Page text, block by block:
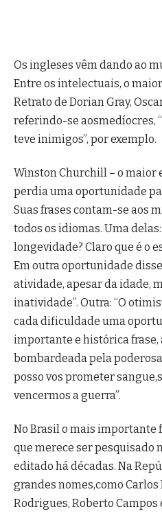
Os ingleses vêm dando ao
Entre os intelectuais, o
Retrato de Dorian Gray,
referindo-se aosmedíocres,
teve inimigos”, por exemplo.
Winston Churchill – o maior
perdia uma oportunidade
Suas frases contam-se aos
todos os idiomas. Uma
longevidade? Claro que é o
Em outra oportunidade
atividade, apesar da idade,
inatividade”. Outra: “O
cada dificuldade uma
importante e histórica
bombardeada pela poderosa
posso vos prometer
vencermos a guerra”.
No Brasil o mais importante
que merece ser pesquisado
editado há décadas. Na
grandes nomes,como Carlos
Rodrigues, Roberto Campos